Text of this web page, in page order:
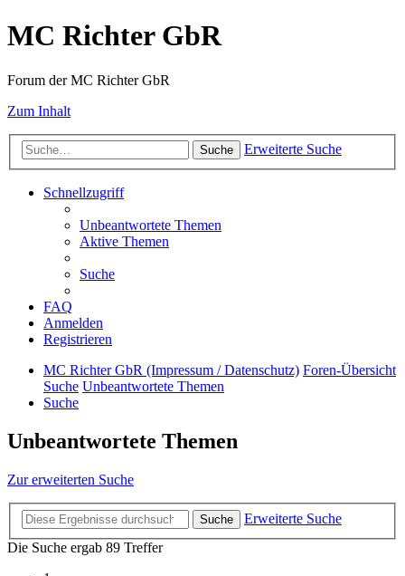
MC Richter GbR
Forum der MC Richter GbR
Zum Inhalt
Suche Erweiterte Suche
Schnellzugriff
Unbeantwortete Themen
Aktive Themen
Suche
FAQ
Anmelden
Registrieren
MC Richter GbR (Impressum / Datenschutz) Foren-Übersicht
Suche Unbeantwortete Themen
Suche
Unbeantwortete Themen
Zur erweiterten Suche
Suche
Erweiterte Suche
Die Suche ergab 89 Treffer